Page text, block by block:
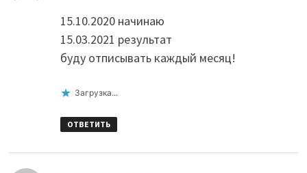
15.10.2020 начинаю
15.03.2021 результат
буду отписывать каждый месяц!
Загрузка...
ОТВЕТИТЬ